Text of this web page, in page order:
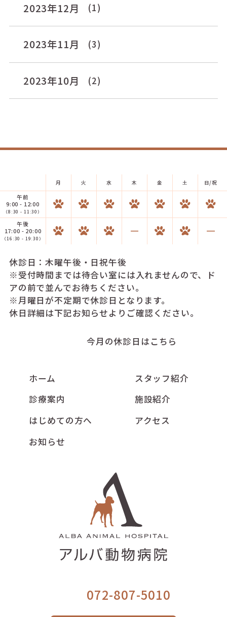
2023年12月 (1)
2023年11月 (3)
2023年10月 (2)
月 火 水 木 金 土 日/祝
午前
9:00 - 12:00
（8:30 - 11:30）
午後
17:00 - 20:00
（16:30 - 19:30）
休診日：木曜午後・日祝午後
※受付時間までは待合い室には入れませんので、ド
アの前で並んでお待ちください。
※月曜日が不定期で休診日となります。
休日詳細は下記お知らせよりご確認ください。
今月の休診日はこちら
ホーム
スタッフ紹介
診療案内
施設紹介
はじめての方へ
アクセス
お知らせ
072-807-5010